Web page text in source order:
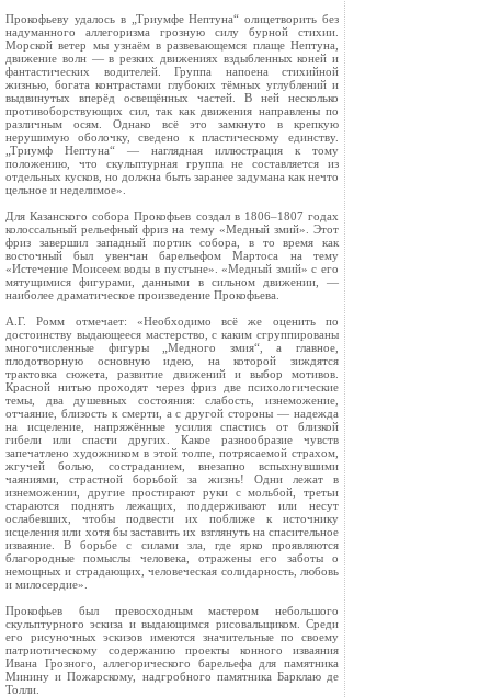
Прокофьеву удалось в „Триумфе Нептуна“ олицетворить без
надуманного аллегоризма грозную силу бурной стихии.
Морской ветер мы узнаём в развевающемся плаще Нептуна,
движение волн — в резких движениях вздыбленных коней и
фантастических водителей. Группа напоена стихийной
жизнью, богата контрастами глубоких тёмных углублений и
выдвинутых вперёд освещённых частей. В ней несколько
противоборствующих сил, так как движения направлены по
различным осям. Однако всё это замкнуто в крепкую
нерушимую оболочку, сведено к пластическому единству.
„Триумф Нептуна“ — наглядная иллюстрация к тому
положению, что скульптурная группа не составляется из
отдельных кусков, но должна быть заранее задумана как нечто
цельное и неделимое».
Для Казанского собора Прокофьев создал в 1806–1807 годах
колоссальный рельефный фриз на тему «Медный змий». Этот
фриз завершил западный портик собора, в то время как
восточный был увенчан барельефом Мартоса на тему
«Истечение Моисеем воды в пустыне». «Медный змий» с его
мятущимися фигурами, данными в сильном движении, —
наиболее драматическое произведение Прокофьева.
А.Г. Ромм отмечает: «Необходимо всё же оценить по
достоинству выдающееся мастерство, с каким сгруппированы
многочисленные фигуры „Медного змия“, а главное,
плодотворную основную идею, на которой зиждятся
трактовка сюжета, развитие движений и выбор мотивов.
Красной нитью проходят через фриз две психологические
темы, два душевных состояния: слабость, изнеможение,
отчаяние, близость к смерти, а с другой стороны — надежда
на исцеление, напряжённые усилия спастись от близкой
гибели или спасти других. Какое разнообразие чувств
запечатлено художником в этой толпе, потрясаемой страхом,
жгучей болью, состраданием, внезапно вспыхнувшими
чаяниями, страстной борьбой за жизнь! Одни лежат в
изнеможении, другие простирают руки с мольбой, третьи
стараются поднять лежащих, поддерживают или несут
ослабевших, чтобы подвести их поближе к источнику
исцеления или хотя бы заставить их взглянуть на спасительное
изваяние. В борьбе с силами зла, где ярко проявляются
благородные помыслы человека, отражены его заботы о
немощных и страдающих, человеческая солидарность, любовь
и милосердие».
Прокофьев был превосходным мастером небольшого
скульптурного эскиза и выдающимся рисовальщиком. Среди
его рисуночных эскизов имеются значительные по своему
патриотическому содержанию проекты конного изваяния
Ивана Грозного, аллегорического барельефа для памятника
Минину и Пожарскому, надгробного памятника Барклаю де
Толли.